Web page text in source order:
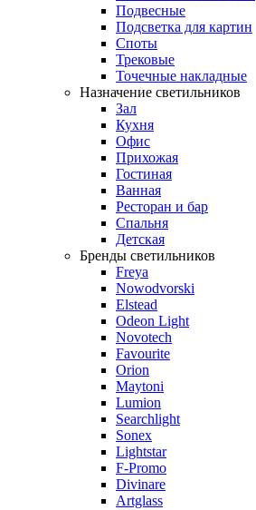
Подвесные
Подсветка для картин
Споты
Трековые
Точечные накладные
Назначение светильников
Зал
Кухня
Офис
Прихожая
Гостиная
Ванная
Ресторан и бар
Спальня
Детская
Бренды светильников
Freya
Nowodvorski
Elstead
Odeon Light
Novotech
Favourite
Orion
Maytoni
Lumion
Searchlight
Sonex
Lightstar
F-Promo
Divinare
Artglass